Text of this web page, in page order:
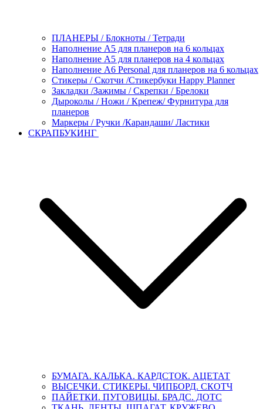
ПЛАНЕРЫ / Блокноты / Тетради
Наполнение А5 для планеров на 6 кольцах
Наполнение А5 для планеров на 4 кольцах
Наполнение А6 Personal для планеров на 6 кольцах
Стикеры / Скотчи /Стикербуки Happy Planner
Закладки /Зажимы / Скрепки / Брелоки
Дыроколы / Ножи / Крепеж/ Фурнитура для
планеров
Маркеры / Ручки /Карандаши/ Ластики
СКРАПБУКИНГ
БУМАГА. КАЛЬКА. КАРДСТОК. АЦЕТАТ
ВЫСЕЧКИ. СТИКЕРЫ. ЧИПБОРД. СКОТЧ
ПАЙЕТКИ. ПУГОВИЦЫ. БРАДС. ДОТС